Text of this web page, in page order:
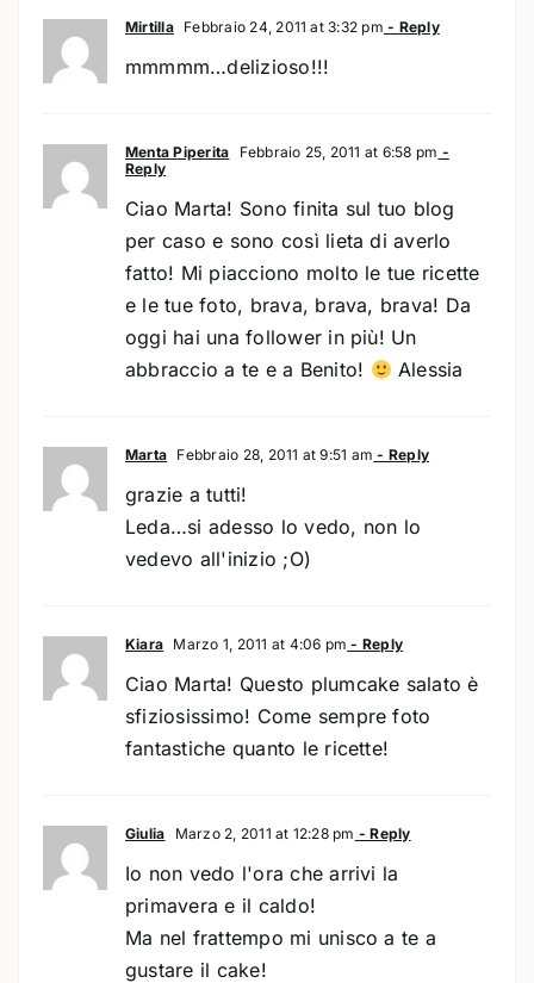
Mirtilla Febbraio 24, 2011 at 3:32 pm - Reply
mmmmm…delizioso!!!
Menta Piperita Febbraio 25, 2011 at 6:58 pm -
Reply
Ciao Marta! Sono finita sul tuo blog
per caso e sono così lieta di averlo
fatto! Mi piacciono molto le tue ricette
e le tue foto, brava, brava, brava! Da
oggi hai una follower in più! Un
abbraccio a te e a Benito!
Alessia
Marta Febbraio 28, 2011 at 9:51 am - Reply
grazie a tutti!
Leda…si adesso lo vedo, non lo
vedevo all'inizio ;O)
Kiara Marzo 1, 2011 at 4:06 pm - Reply
Ciao Marta! Questo plumcake salato è
sfiziosissimo! Come sempre foto
fantastiche quanto le ricette!
Giulia Marzo 2, 2011 at 12:28 pm - Reply
Io non vedo l'ora che arrivi la
primavera e il caldo!
Ma nel frattempo mi unisco a te a
gustare il cake!